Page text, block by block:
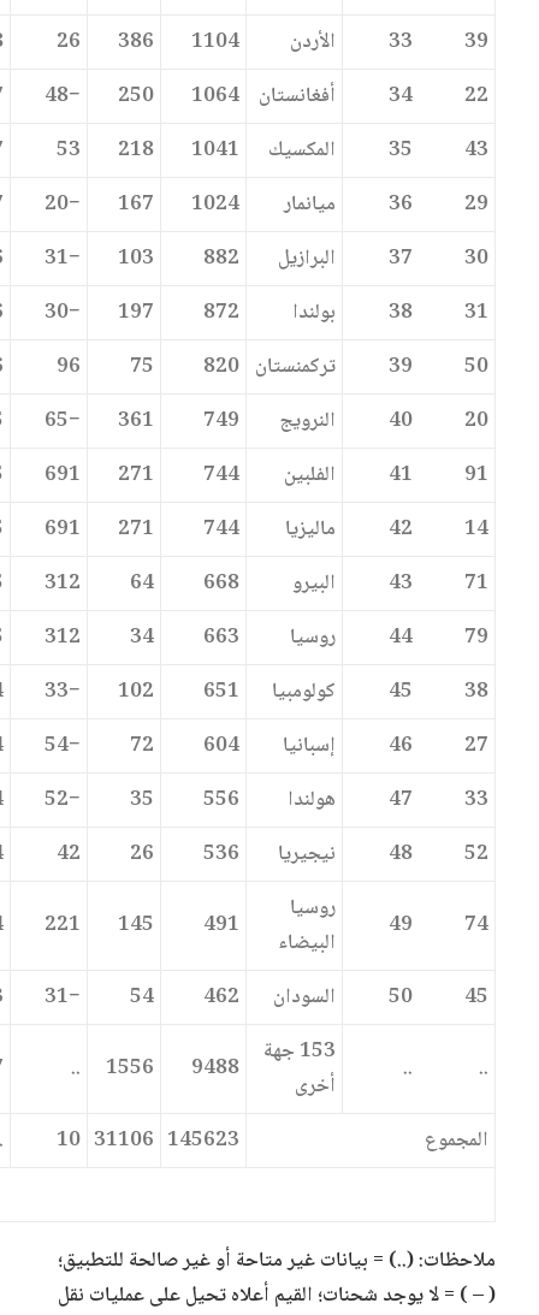
39
33 الأردن 1104
386
26
22
34 أفغانستان 1064
250
−48
43
35 المكسيك 1041
218
53
29
36 ميانمار 1024
167
−20
30
37 البرازيل 882
103
−31
31
38 بولندا 872
197
−30
50
39 تركمنستان 820
75
96
20
40 النرويج 749
361
−65
91
41 الفلبين 744
271
691
14
42 ماليزيا 744
271
691
71
43 البيرو 668
64
312
79
44 روسيا 663
34
312
38
45 كولومبيا 651
102
−33
27
46 إسبانيا 604
72
−54
33
47 هولندا 556
35
−52
52
48 نيجيريا 536
26
42
74
49
روسيا
البيضاء
491
145
221
45
50 السودان 462
54
−31
..
..
153 جهة
أخرى
9488
1556
..
المجموع 145623
31106
10
ملاحظات: (..) = بيانات غير متاحة أو غير صالحة للتطبيق؛
( – ) = لا يوجد شحنات؛ القيم أعلاه تحيل على عمليات نقل